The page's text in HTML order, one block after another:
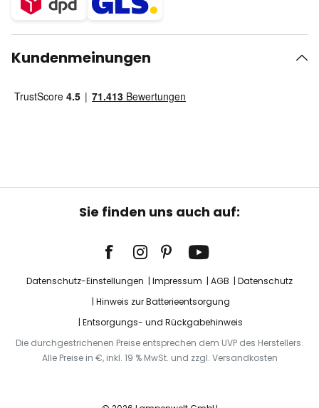
Kundenmeinungen
Sie finden uns auch auf:
Datenschutz-Einstellungen Impressum AGB
Datenschutz
Hinweis zur Batterieentsorgung
Entsorgungs- und Rückgabehinweis
Die durchgestrichenen Preise entsprechen dem UVP des Herstellers.
Alle Preise in €, inkl. 19 % MwSt. und zzgl. Versandkosten